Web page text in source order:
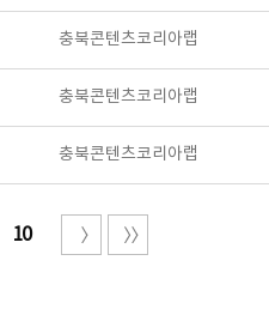
충북콘텐츠코리아랩
충북콘텐츠코리아랩
충북콘텐츠코리아랩
10